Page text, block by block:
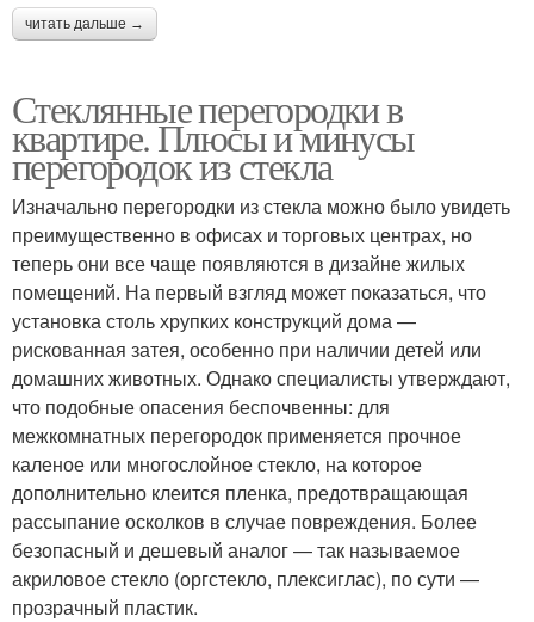
читать дальше →
Стеклянные перегородки в
квартире. Плюсы и минусы
перегородок из стекла
Изначально перегородки из стекла можно было увидеть
преимущественно в офисах и торговых центрах, но
теперь они все чаще появляются в дизайне жилых
помещений. На первый взгляд может показаться, что
установка столь хрупких конструкций дома —
рискованная затея, особенно при наличии детей или
домашних животных. Однако специалисты утверждают,
что подобные опасения беспочвенны: для
межкомнатных перегородок применяется прочное
каленое или многослойное стекло, на которое
дополнительно клеится пленка, предотвращающая
рассыпание осколков в случае повреждения. Более
безопасный и дешевый аналог — так называемое
акриловое стекло (оргстекло, плексиглас), по сути —
прозрачный пластик.